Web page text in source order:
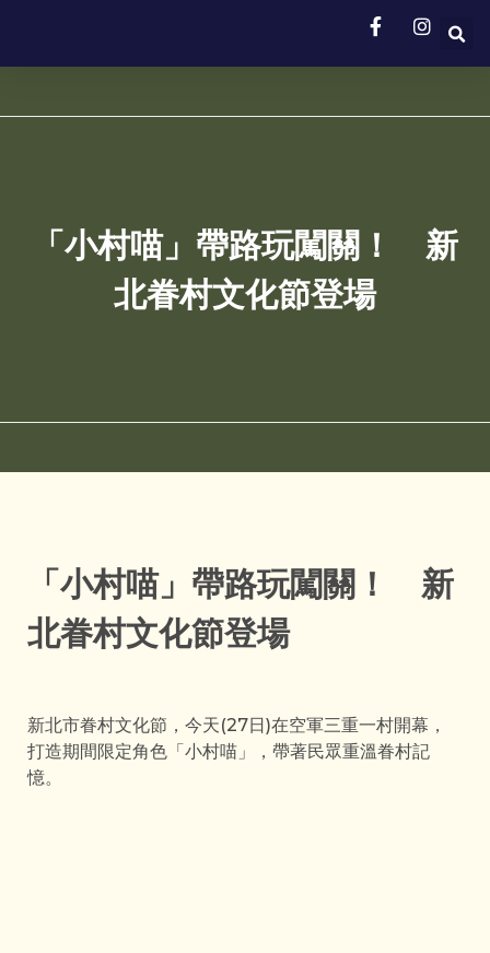
「小村喵」帶路玩闖關！ 新
北眷村文化節登場
「小村喵」帶路玩闖關！ 新
北眷村文化節登場
新北市眷村文化節，今天(27日)在空軍三重一村開幕，
打造期間限定角色「小村喵」，帶著民眾重溫眷村記
憶。